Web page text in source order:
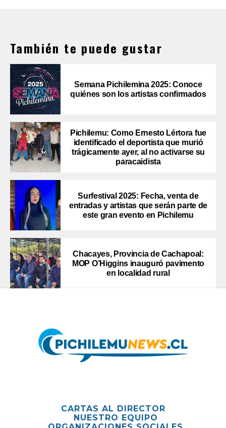
También te puede gustar
Semana Pichilemina 2025: Conoce
quiénes son los artistas confirmados
Pichilemu: Como Ernesto Lértora fue
identificado el deportista que murió
trágicamente ayer, al no activarse su
paracaidista
Surfestival 2025: Fecha, venta de
entradas y artistas que serán parte de
este gran evento en Pichilemu
Chacayes, Provincia de Cachapoal:
MOP O’Higgins inauguró pavimento
en localidad rural
CARTAS AL DIRECTOR
NUESTRO EQUIPO